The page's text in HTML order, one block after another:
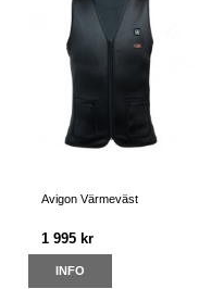
Avigon Värmeväst
1 995 kr
INFO